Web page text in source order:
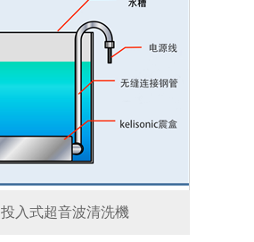
投入式超音波清洗機